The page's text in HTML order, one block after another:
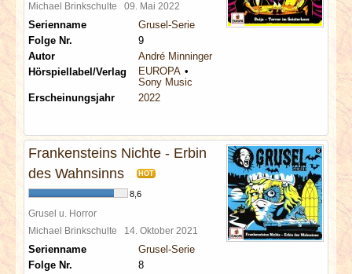
Michael Brinkschulte 09. Mai 2022
Serienname
Grusel-Serie
Folge Nr.
9
Autor
André Minninger
Hörspiellabel/Verlag
EUROPA
Sony Music
Erscheinungsjahr
2022
Frankensteins Nichte - Erbin
des Wahnsinns
HOT
8,6
Grusel u. Horror
Michael Brinkschulte 14. Oktober 2021
Serienname
Grusel-Serie
Folge Nr.
8